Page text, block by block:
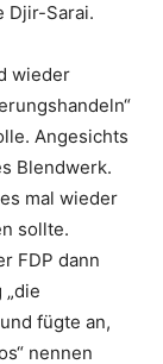
Djir-Sarai.
wieder
Angesichts
Blendwerk.
mal wieder
sollte.
FDP dann
fügte an,
nennen